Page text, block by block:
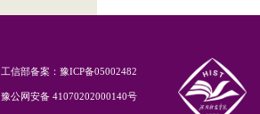
工信部备案：豫ICP备05002482
豫公网安备 41070202000140号